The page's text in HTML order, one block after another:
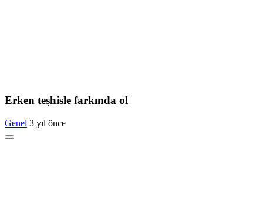
Erken teşhisle farkında ol
Genel 3 yıl önce